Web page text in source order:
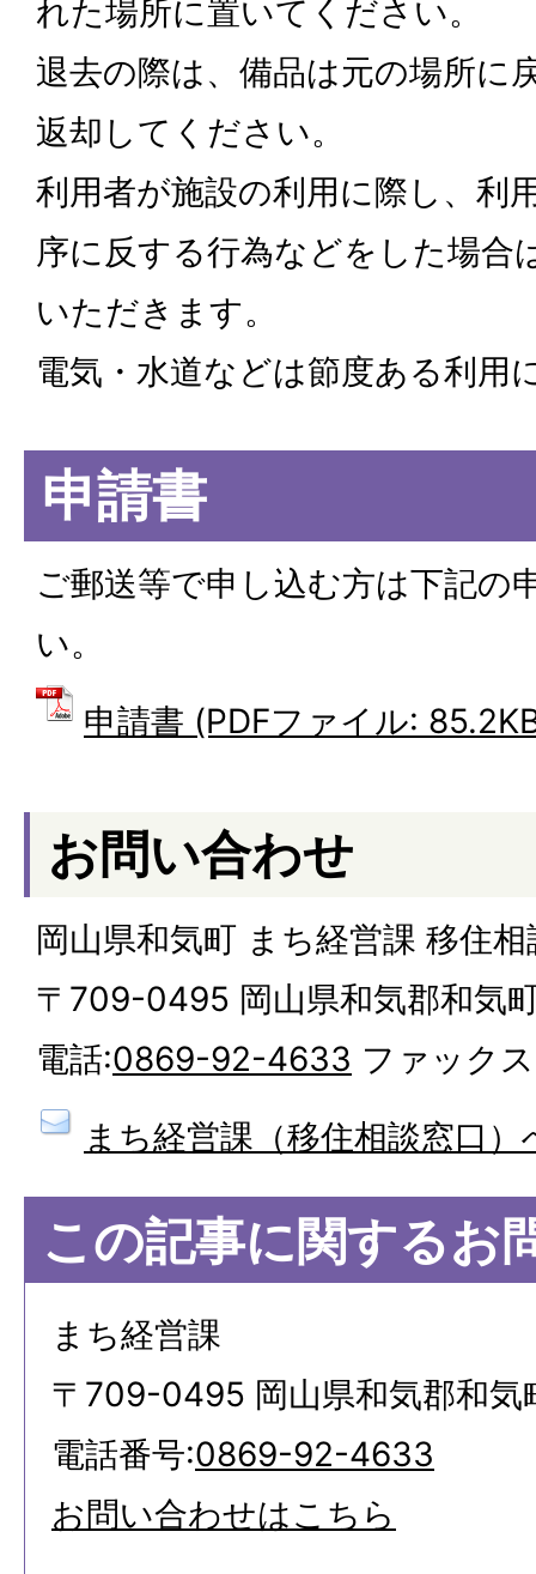
れた場所に置いてください。
退去の際は、備品は元の場所に
返却してください。
利用者が施設の利用に際し、利
序に反する行為などをした場合
いただきます。
電気・水道などは節度ある利用
申請書
ご郵送等で申し込む方は下記の
い。
申請書 (PDFファイル:
お問い合わせ
岡山県和気町 まち経営課 移住相
〒709-0495 岡山県和気郡和気
電話:0869-92-4633 ファック
まち経営課（移住相談窓口
この記事に関するお
まち経営課
〒709-0495 岡山県和気郡和気
電話番号:0869-92-4633
お問い合わせはこちら